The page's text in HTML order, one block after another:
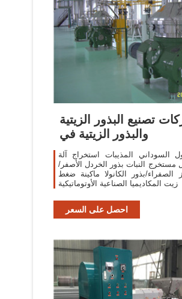
تصنيع البذور الزيتية
والبذور الزيتية في
السوداني المذيبات استخراج آلة
النبات بذور الخردل الأصفر/
الصفراء/بذور الكانولا ماكينة ضغط
زيت المكاديميا الصناعية الأوتوماتيكية
احصل على السعر